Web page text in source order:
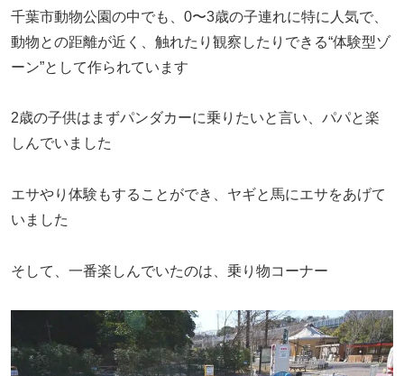
千葉市動物公園の中でも、0〜3歳の子連れに特に人気で、
動物との距離が近く、触れたり観察したりできる“体験型ゾ
ーン”として作られています
2歳の子供はまずパンダカーに乗りたいと言い、パパと楽
しんでいました
エサやり体験もすることができ、ヤギと馬にエサをあげて
いました
そして、一番楽しんでいたのは、乗り物コーナー